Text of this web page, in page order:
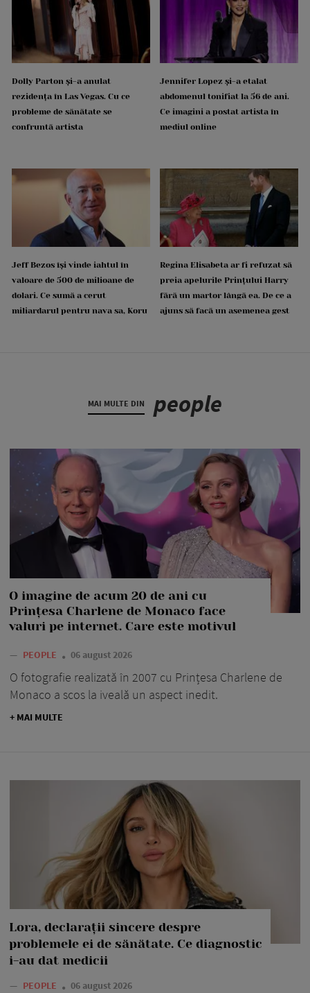
Dolly Parton și-a anulat
rezidența în Las Vegas. Cu ce
probleme de sănătate se
confruntă artista
Jennifer Lopez și-a etalat
abdomenul tonifiat la 56 de ani.
Ce imagini a postat artista în
mediul online
Jeff Bezos își vinde iahtul în
valoare de 500 de milioane de
dolari. Ce sumă a cerut
miliardarul pentru nava sa, Koru
Regina Elisabeta ar fi refuzat să
preia apelurile Prințului Harry
fără un martor lângă ea. De ce a
ajuns să facă un asemenea gest
MAI MULTE DIN people
O imagine de acum 20 de ani cu
Prințesa Charlene de Monaco face
valuri pe internet. Care este motivul
— PEOPLE 06 august 2026
O fotografie realizată în 2007 cu Prințesa Charlene de
Monaco a scos la iveală un aspect inedit.
+ MAI MULTE
Lora, declarații sincere despre
problemele ei de sănătate. Ce diagnostic
i-au dat medicii
— PEOPLE 06 august 2026